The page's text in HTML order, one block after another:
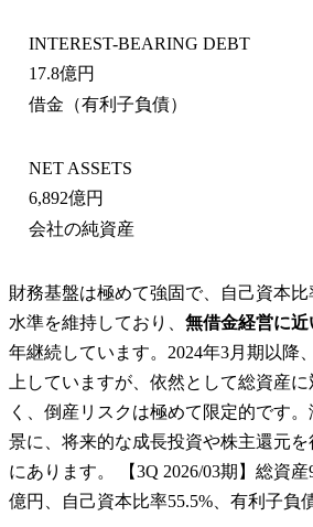
INTEREST-BEARING DEBT
17.8億円
借金（有利子負債）
NET ASSETS
6,892億円
会社の純資産
財務基盤は極めて強固で、自己資本
水準を維持しており、 無借金経営に
年継続しています。2024年3月期以降
上していますが、依然として総資産
く、倒産リスクは極めて限定的です
景に、将来的な成長投資や株主還元
にあります。 【3Q 2026/03期】総資
億円、自己資本比率55.5%、有利子負